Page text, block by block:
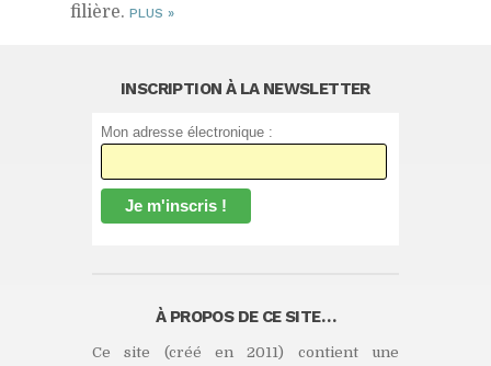
filière. PLUS »
INSCRIPTION À LA NEWSLETTER
Mon adresse électronique :
À PROPOS DE CE SITE…
Ce site (créé en 2011) contient une